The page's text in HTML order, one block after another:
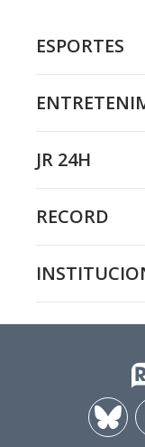
ESPORTES
JR 24H
RECORD